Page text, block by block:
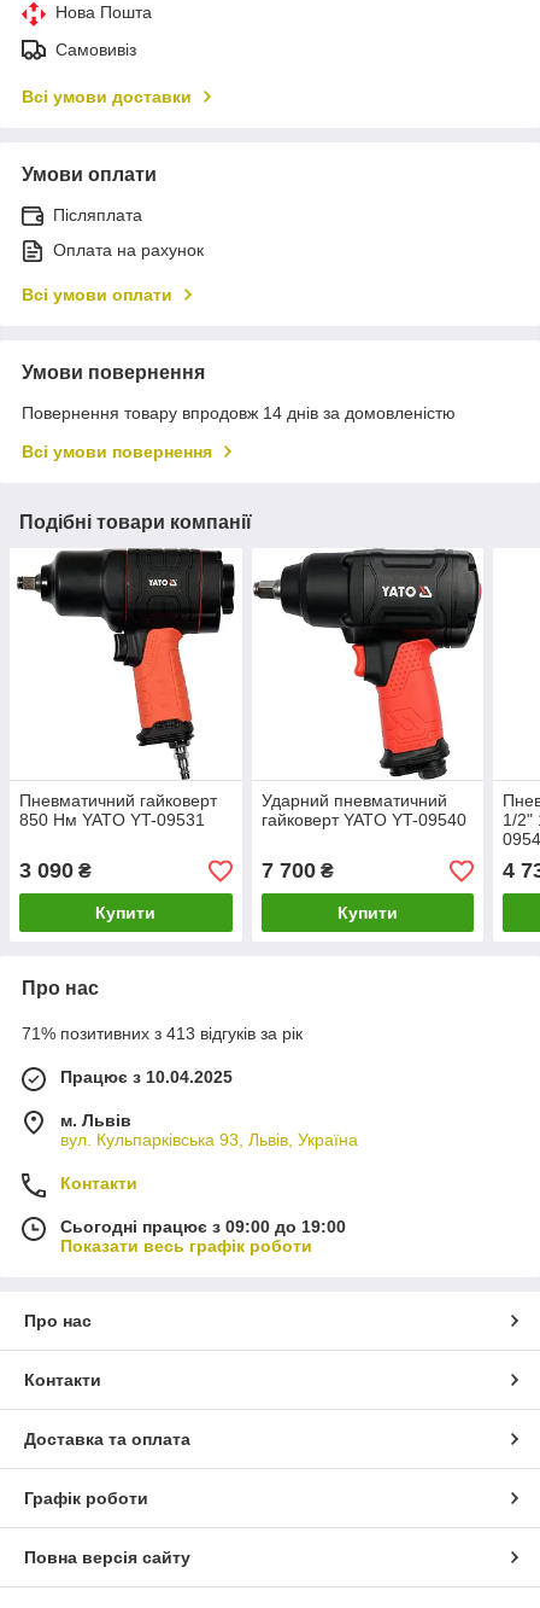
Нова Пошта
Самовивіз
Всі умови доставки
Умови оплати
Післяплата
Оплата на рахунок
Всі умови оплати
Умови повернення
Повернення товару впродовж 14 днів за домовленістю
Всі умови повернення
Подібні товари компанії
Пневматичний гайковерт
850 Нм YATO YT-09531
3 090 ₴
Купити
Ударний пневматичний
гайковерт YATO YT-09540
7 700₴
Купити
1/2"
4
Про нас
71% позитивних з 413 відгуків за рік
Працює з 10.04.2025
м. Львів
вул. Кульпарківська 93, Львів, Україна
Контакти
Сьогодні працює з 09:00 до 19:00
Показати весь графік роботи
Про нас
Контакти
Доставка та оплата
Графік роботи
Повна версія сайту